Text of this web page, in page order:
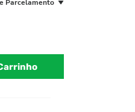
Parcelamento